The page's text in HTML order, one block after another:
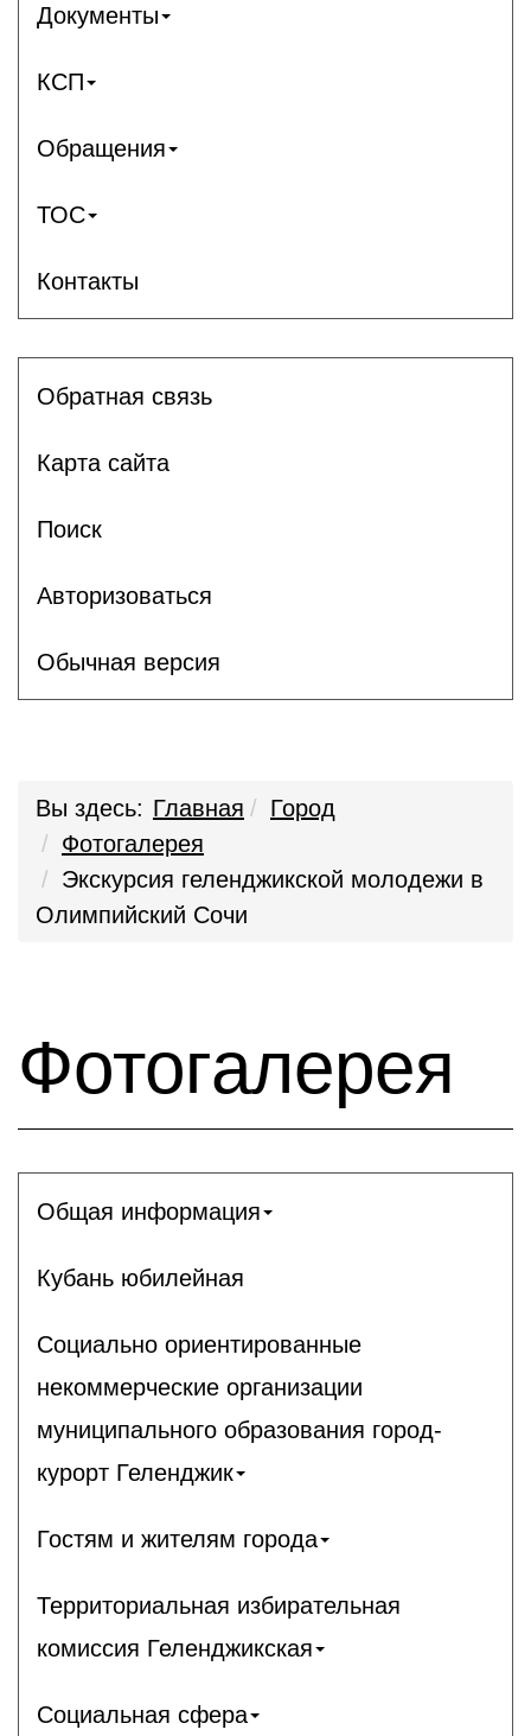
Документы
КСП
Обращения
ТОС
Контакты
Обратная связь
Карта сайта
Поиск
Авторизоваться
Обычная версия
Вы здесь: Главная
Город
Фотогалерея
Экскурсия геленджикской молодежи в
Олимпийский Сочи
Фотогалерея
Общая информация
Кубань юбилейная
Социально ориентированные
некоммерческие организации
муниципального образования город-
курорт Геленджик
Гостям и жителям города
Территориальная избирательная
комиссия Геленджикcкая
Социальная сфера